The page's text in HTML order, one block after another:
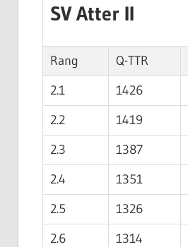
SV Atter II
Rang Q-TTR
2.1
1426
2.2
1419
2.3
1387
2.4
1351
2.5
1326
2.6
1314